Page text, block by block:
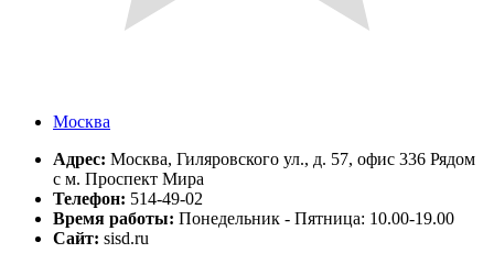
Москва
Адрес: Москва, Гиляровского ул., д. 57, офис 336 Рядом
с м. Проспект Мира
Телефон: 514-49-02
Время работы: Понедельник - Пятница: 10.00-19.00
Сайт: sisd.ru